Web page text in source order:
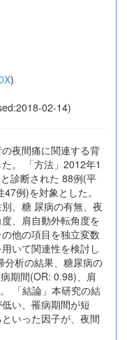
)
02-14)
夜間痛に関連する背
。 「方法」2012年1
診断された 88例(平
例)を対象とした。
、糖 尿病の有無、夜
、肩自動外転角度を
他の項目を独立変数
いて関連性を検討し
分析の結果、糖尿病の
期間(OR: 0.98)、肩
「結論」本研究の結
い、罹病期間が短
いった因子が、夜間